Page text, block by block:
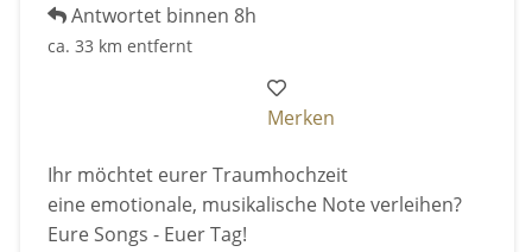
Antwortet binnen 8h
ca. 33 km entfernt
Merken
Ihr möchtet eurer Traumhochzeit
eine emotionale, musikalische Note verleihen?
Eure Songs - Euer Tag!